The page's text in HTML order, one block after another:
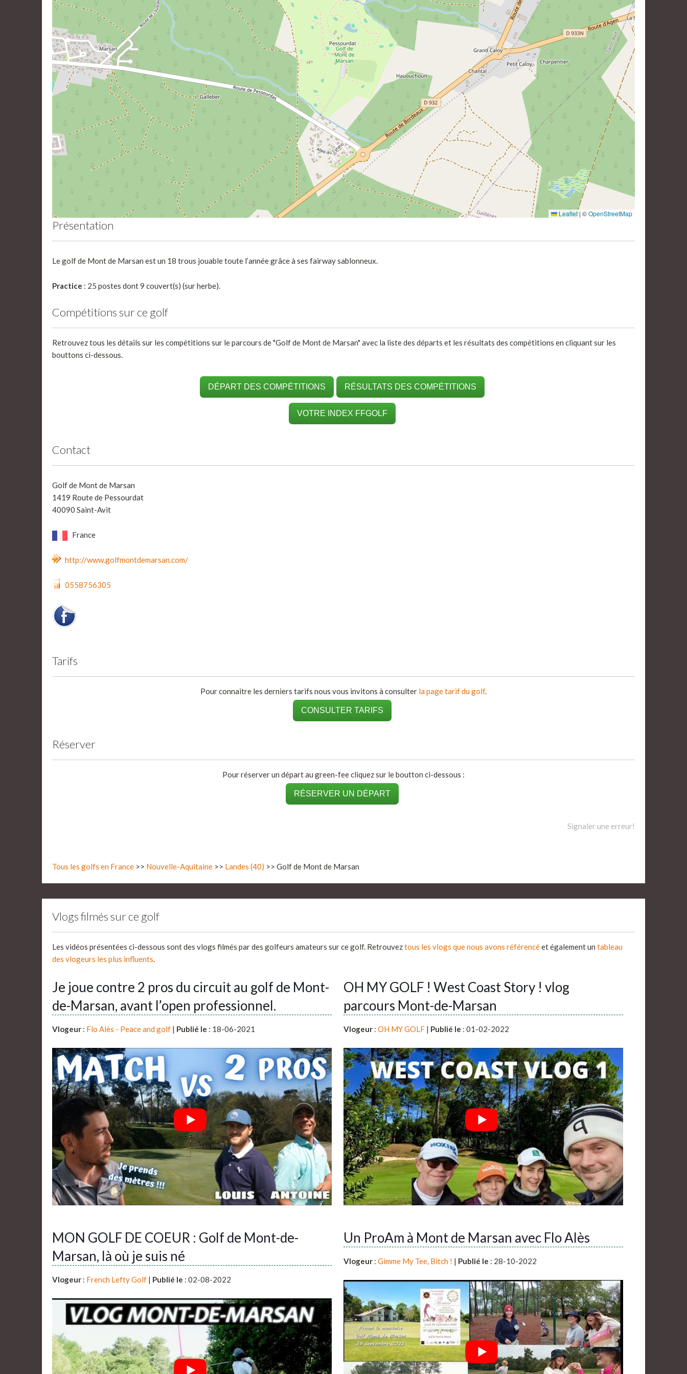
Leaflet | ©OpenStreetMap
Présentation
Le golf de Mont de Marsan est un 18 trous jouable toute l’année grâce à ses fairway sablonneux.
Practice : 25 postes dont 9 couvert(s) (sur herbe).
Compétitions sur ce golf
Retrouvez tous les détails sur les compétitions sur le parcours de "Golf de Mont de Marsan" avec la liste des départs et les résultats des compétitions en cliquant sur les
bouttons ci-dessous.
DÉPART DES COMPÉTITIONS RÉSULTATS DES COMPÉTITIONS
VOTRE INDEX FFGOLF
Contact
Golf de Mont de Marsan
1419 Route de Pessourdat
40090 Saint-Avit
France
http://www.golfmontdemarsan.com/
0558756305
Tarifs
Pour connaitre les derniers tarifs nous vous invitons à consulter la page tarif du golf.
CONSULTER TARIFS
Réserver
Pour réserver un départ au green-fee cliquez sur le boutton ci-dessous :
RÉSERVER UN DÉPART
Signaler une erreur!
Tous les golfs en France >> Nouvelle-Aquitaine >> Landes (40) >> Golf de Mont de Marsan
Vlogs filmés sur ce golf
Les vidéos présentées ci-dessous sont des vlogs filmés par des golfeurs amateurs sur ce golf. Retrouveztous les vlogs que nous avons référencéet également un tableau
des vlogeurs les plus influents.
Je joue contre 2 pros du circuit au golf de Mont-
de-Marsan, avant l’open professionnel.
Vlogeur : Flo Alès - Peace and golf | Publié le : 18-06-2021
OH MY GOLF ! West Coast Story ! vlog
parcours Mont-de-Marsan
Vlogeur: OH MY GOLF| Publié le : 01-02-2022
MON GOLF DE COEUR : Golf de Mont-de-
Marsan, là où je suis né
Vlogeur : French Lefty Golf | Publié le : 02-08-2022
Un ProAm à Mont de Marsan avec Flo Alès
Vlogeur: Gimme My Tee, Bitch ! | Publié le : 28-10-2022